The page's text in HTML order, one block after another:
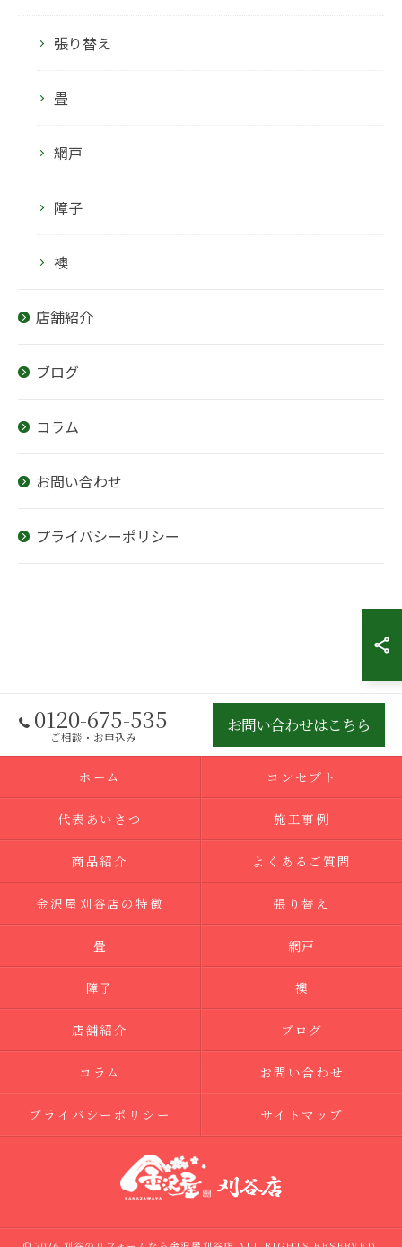
張り替え
畳
網戸
障子
襖
店舗紹介
ブログ
コラム
お問い合わせ
プライバシーポリシー
0120-675-535
ご相談・お申込み
お問い合わせはこちら
ホーム コンセプト
代表あいさつ 施工事例
商品紹介 よくあるご質問
金沢屋刈谷店の特徴 張り替え
畳 網戸
障子 襖
店舗紹介 ブログ
コラム お問い合わせ
プライバシーポリシー サイトマップ